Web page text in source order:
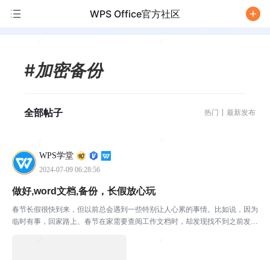
WPS Office官方社区
#加密备份
全部帖子 热门 最新发布
WPS学堂
2024-07-09 06:28:56
做好,word文档,备份，长假放心玩
春节长假很快到来，但以前总会遇到一些特别让人心累的事情。比如说，因为
临时有事，回家路上、春节在家需要查阅工作文档时，却发现找不到之前发送